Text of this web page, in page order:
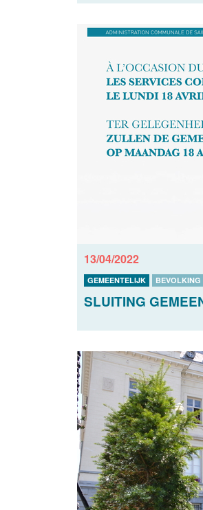
13/04/2022
GEMEENTELIJK BEVOLKING
SLUITING